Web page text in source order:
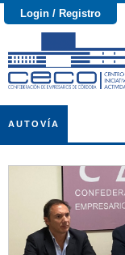
Login / Registro
AUTOVÍA